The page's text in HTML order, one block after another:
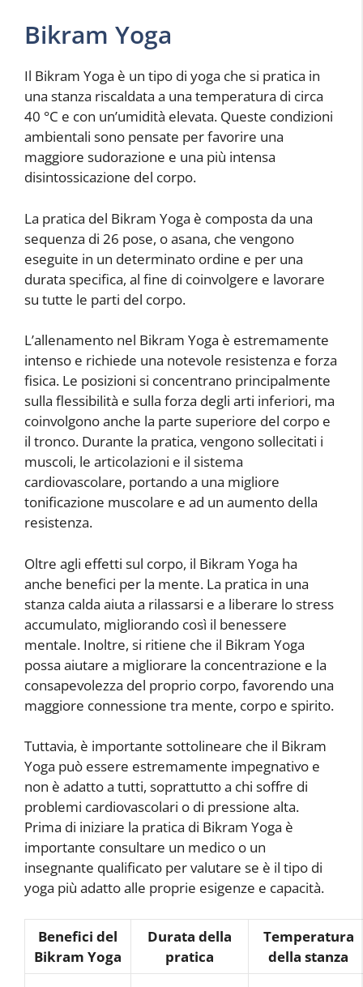
Bikram Yoga
Il Bikram Yoga è un tipo di yoga che si pratica in
una stanza riscaldata a una temperatura di circa
40 °C e con un’umidità elevata. Queste condizioni
ambientali sono pensate per favorire una
maggiore sudorazione e una più intensa
disintossicazione del corpo.
La pratica del Bikram Yoga è composta da una
sequenza di 26 pose, o asana, che vengono
eseguite in un determinato ordine e per una
durata specifica, al fine di coinvolgere e lavorare
su tutte le parti del corpo.
L’allenamento nel Bikram Yoga è estremamente
intenso e richiede una notevole resistenza e forza
fisica. Le posizioni si concentrano principalmente
sulla flessibilità e sulla forza degli arti inferiori, ma
coinvolgono anche la parte superiore del corpo e
il tronco. Durante la pratica, vengono sollecitati i
muscoli, le articolazioni e il sistema
cardiovascolare, portando a una migliore
tonificazione muscolare e ad un aumento della
resistenza.
Oltre agli effetti sul corpo, il Bikram Yoga ha
anche benefici per la mente. La pratica in una
stanza calda aiuta a rilassarsi e a liberare lo stress
accumulato, migliorando così il benessere
mentale. Inoltre, si ritiene che il Bikram Yoga
possa aiutare a migliorare la concentrazione e la
consapevolezza del proprio corpo, favorendo una
maggiore connessione tra mente, corpo e spirito.
Tuttavia, è importante sottolineare che il Bikram
Yoga può essere estremamente impegnativo e
non è adatto a tutti, soprattutto a chi soffre di
problemi cardiovascolari o di pressione alta.
Prima di iniziare la pratica di Bikram Yoga è
importante consultare un medico o un
insegnante qualificato per valutare se è il tipo di
yoga più adatto alle proprie esigenze e capacità.
Benefici del
Bikram Yoga
Durata della
pratica
Temperatura
della stanza